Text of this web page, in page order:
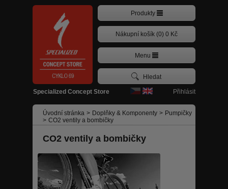
Specialized Concept Store Přihlásit
Produkty
Nákupní košík (0) 0 Kč
Menu
Úvodní stránka > Doplňky & Komponenty > Pumpičky
> CO2 ventily a bombičky
CO2 ventily a bombičky